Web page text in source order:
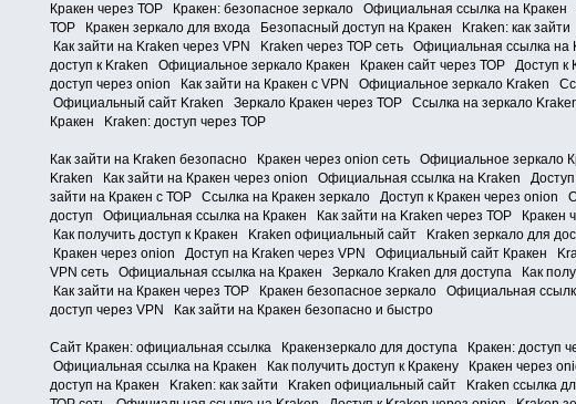
Кракен через ТОР Кракен: безопасное зеркало Официальная ссылка на Кракен
ТОР Кракен зеркало для входа Безопасный доступ на Кракен Kraken: как
Как зайти на Kraken через VPN Kraken через ТОР сеть Официальная ссылка
доступ к Kraken Официальное зеркало Кракен Кракен сайт через ТОР Доступ
доступ через onion Как зайти на Кракен с VPN Официальное зеркало Kraken
Официальный сайт Kraken Зеркало Кракен через ТОР Ссылка на зеркало
Кракен Kraken: доступ через ТОР
Как зайти на Kraken безопасно Кракен через onion сеть Официальное
Kraken Как зайти на Кракен через onion Официальная ссылка на Kraken
зайти на Кракен с ТОР Ссылка на Кракен зеркало Доступ к Кракен через
доступ Официальная ссылка на Кракен Как зайти на Kraken через ТОР
Как получить доступ к Кракен Kraken официальный сайт Kraken зеркало для
Кракен через onion Доступ на Kraken через VPN Официальный сайт Кракен
VPN сеть Официальная ссылка на Кракен Зеркало Kraken для доступа Как
Как зайти на Кракен через ТОР Кракен безопасное зеркало Официальная
доступ через VPN Как зайти на Кракен безопасно и быстро
Сайт Кракен: официальная ссылка Кракензеркало для доступа Кракен: доступ
Официальная ссылка на Кракен Как получить доступ к Кракену Кракен через
доступ на Кракен Kraken: как зайти Kraken официальный сайт Kraken ссылка